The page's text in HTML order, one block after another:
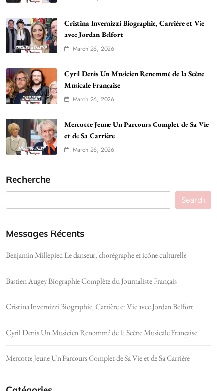
Cristina Invernizzi Biographie, Carrière et Vie
avec Jordan Belfort
March 26, 2026
Cyril Denis Un Musicien Renommé de la Scène
Musicale Française
March 26, 2026
Mercotte Jeune Un Parcours Complet de Sa Vie
et de Sa Carrière
March 26, 2026
Recherche
Search
Messages Récents
Benjamin Millepied Le danseur, chorégraphe et icône culturelle
Bastien Augey Biographie Complète du Journaliste Français
Cristina Invernizzi Biographie, Carrière et Vie avec Jordan Belfort
Cyril Denis Un Musicien Renommé de la Scène Musicale Française
Mercotte Jeune Un Parcours Complet de Sa Vie et de Sa Carrière